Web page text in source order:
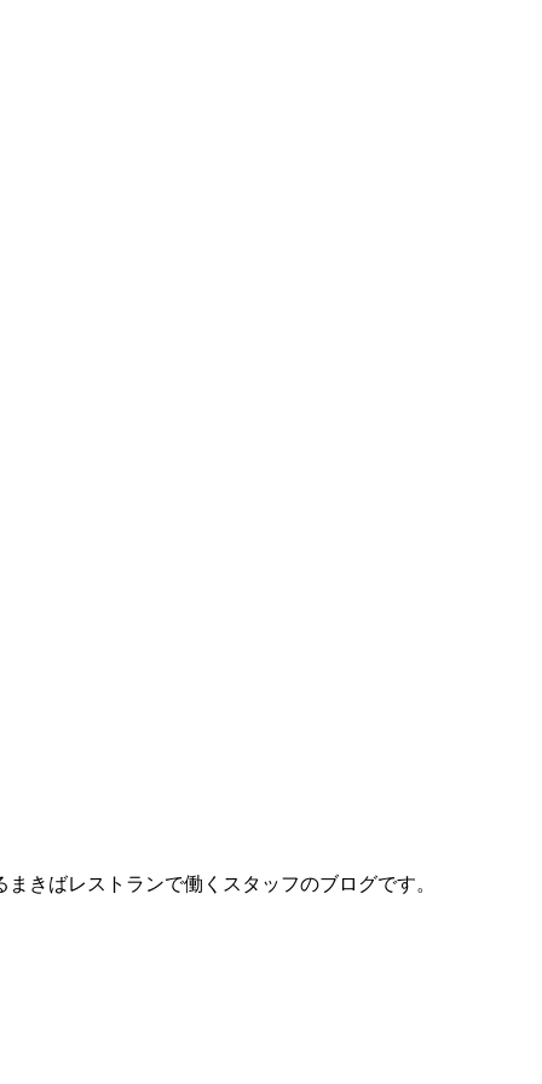
きばレストランで働くスタッフのブログです。